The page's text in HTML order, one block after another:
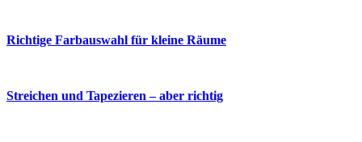
Richtige Farbauswahl für kleine Räume
Streichen und Tapezieren – aber richtig